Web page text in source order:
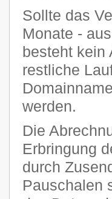
Sollte das
Monate -
besteht kein
restliche
werden.
Die
Erbringung
durch
Pauschalen